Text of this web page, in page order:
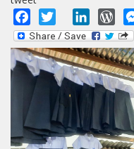
Facebook
Twitter